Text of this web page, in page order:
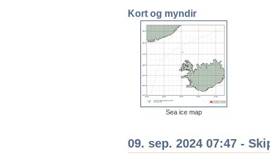
Kort og myndir
Sea ice map
09. sep. 2024 07:47 -